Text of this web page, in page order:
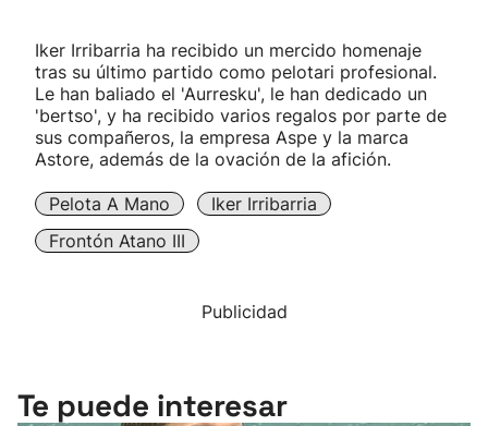
Iker Irribarria ha recibido un mercido homenaje
tras su último partido como pelotari profesional.
Le han baliado el 'Aurresku', le han dedicado un
'bertso', y ha recibido varios regalos por parte de
sus compañeros, la empresa Aspe y la marca
Astore, además de la ovación de la afición.
Pelota A Mano
Iker Irribarria
Frontón Atano III
Publicidad
Te puede interesar